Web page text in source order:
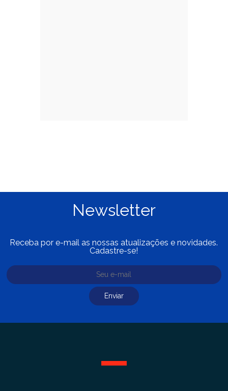
Newsletter
Receba por e-mail as nossas atualizações e novidades.
Cadastre-se!